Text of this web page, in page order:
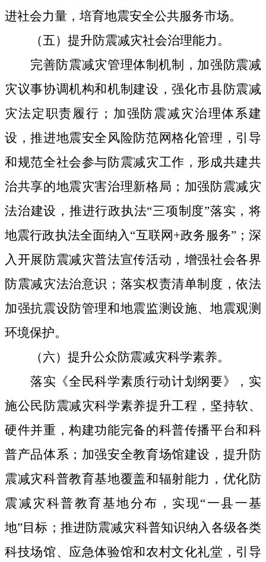
进社会力量，培育地震安全公共服务市场。
（五）提升防震减灾社会治理能力。
完善防震减灾管理体制机制，加强防震减
灾议事协调机构和机制建设，强化市县防震减
灾法定职责履行；加强防震减灾治理体系建
设，推进地震安全风险防范网格化管理，引导
和规范全社会参与防震减灾工作，形成共建共
治共享的地震灾害治理新格局；加强防震减灾
法治建设，推进行政执法“三项制度”落实，将
地震行政执法全面纳入“互联网 +政务服务”；深
入开展防震减灾普法宣传活动，增强社会各界
防震减灾法治意识；落实权责清单制度，依法
加强抗震设防管理和地震监测设施、地震观测
环境保护。
（六）提升公众防震减灾科学素养。
落实《全民科学素质行动计划纲要》，实
施公民防震减灾科学素养提升工程，坚持软、
硬件并重，构建功能完备的科普传播平台和科
普产品体系；加强安全教育场馆建设，提升防
震减灾科普教育基地覆盖和辐射能力，优化防
震减灾科普教育基地分布，实现“一县一基
地”目标；推进防震减灾科普知识纳入各级各类
科技场馆、应急体验馆和农村文化礼堂，引导